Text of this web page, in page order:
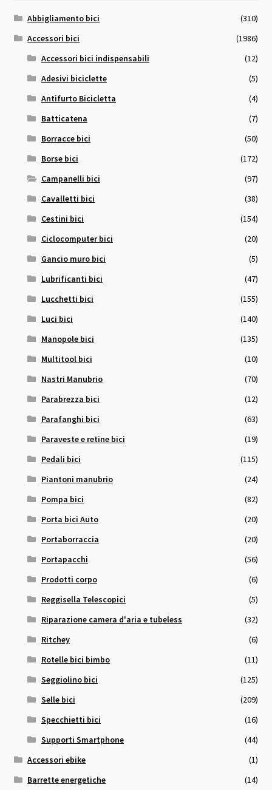
Abbigliamento bici
(310)
Accessori bici
(1986)
Accessori bici indispensabili
(12)
Adesivi biciclette
(5)
Antifurto Bicicletta
(4)
Batticatena
(7)
Borracce bici
(50)
Borse bici
(172)
Campanelli bici
(97)
Cavalletti bici
(38)
Cestini bici
(154)
Ciclocomputer bici
(20)
Gancio muro bici
(5)
Lubrificanti bici
(47)
Lucchetti bici
(155)
Luci bici
(140)
Manopole bici
(135)
Multitool bici
(10)
Nastri Manubrio
(70)
Parabrezza bici
(12)
Parafanghi bici
(63)
Paraveste e retine bici
(19)
Pedali bici
(115)
Piantoni manubrio
(24)
Pompa bici
(82)
Porta bici Auto
(20)
Portaborraccia
(20)
Portapacchi
(56)
Prodotti corpo
(6)
Reggisella Telescopici
(5)
Riparazione camera d'aria e tubeless
(32)
Ritchey
(6)
Rotelle bici bimbo
(11)
Seggiolino bici
(125)
Selle bici
(209)
Specchietti bici
(16)
Supporti Smartphone
(44)
Accessori ebike
(1)
Barrette energetiche
(14)